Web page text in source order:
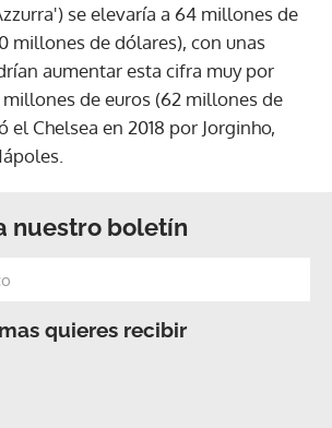
se elevaría a 64 millones de
millones de dólares), con unas
aumentar esta cifra muy por
de euros (62 millones de
el Chelsea en 2018 por Jorginho,
nuestro boletín
quieres recibir